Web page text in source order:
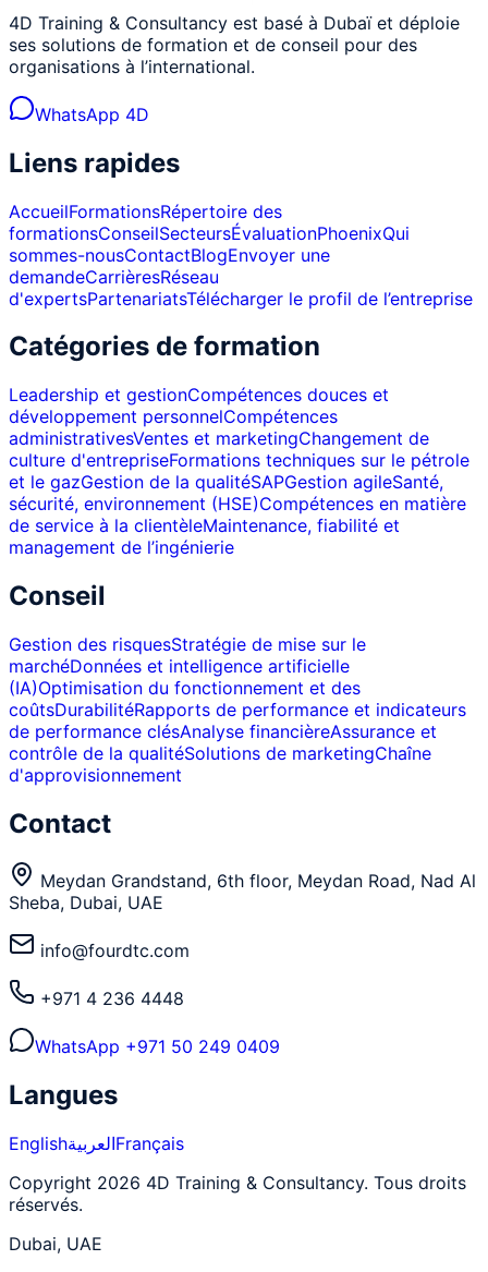
4D Training & Consultancy est basé à Dubaï et déploie
ses solutions de formation et de conseil pour des
organisations à l’international.
WhatsApp 4D
Liens rapides
AccueilFormationsRépertoire des
formationsConseilSecteursÉvaluationPhoenixQui
sommes-nousContactBlogEnvoyer une
demandeCarrièresRéseau
d'expertsPartenariatsTélécharger le profil de l’entreprise
Catégories de formation
Leadership et gestionCompétences douces et
développement personnelCompétences
administrativesVentes et marketingChangement de
culture d'entrepriseFormations techniques sur le pétrole
et le gazGestion de la qualitéSAPGestion agileSanté,
sécurité, environnement (HSE)Compétences en matière
de service à la clientèleMaintenance, fiabilité et
management de l’ingénierie
Conseil
Gestion des risquesStratégie de mise sur le
marchéDonnées et intelligence artificielle
(IA)Optimisation du fonctionnement et des
coûtsDurabilitéRapports de performance et indicateurs
de performance clésAnalyse financièreAssurance et
contrôle de la qualitéSolutions de marketingChaîne
d'approvisionnement
Contact
Meydan Grandstand, 6th floor, Meydan Road, Nad Al
Sheba, Dubai, UAE
info@fourdtc.com
+971 4 236 4448
WhatsApp +971 50 249 0409
Langues
EnglishالعربيةFrançais
Copyright 2026 4D Training & Consultancy. Tous droits
réservés.
Dubai, UAE